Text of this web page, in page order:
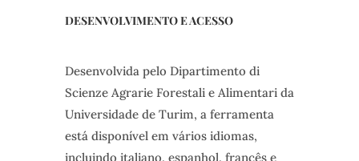
DESENVOLVIMENTO E ACESSO
Desenvolvida pelo Dipartimento di
Scienze Agrarie Forestali e Alimentari da
Universidade de Turim, a ferramenta
está disponível em vários idiomas,
incluindo italiano, espanhol, francês e